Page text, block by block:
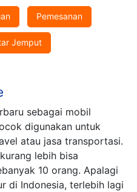
Pemesanan
Jemput
sebagai mobil
digunakan untuk
atau jasa transportasi.
lebih bisa
10 orang. Apalagi
di Indonesia, terlebih lagi